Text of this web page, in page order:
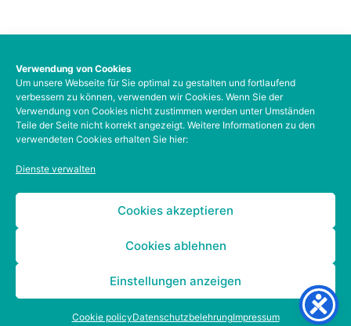
Verwendung von Cookies
Um unsere Webseite für Sie optimal zu gestalten und fortlaufend
verbessern zu können, verwenden wir Cookies. Wenn Sie der
Verwendung von Cookies nicht zustimmen werden unter Umständen
Teile der Seite nicht korrekt angezeigt. Weitere Informationen zu den
verwendeten Cookies erhalten Sie hier:
Dienste verwalten
Cookies akzeptieren
Cookies ablehnen
Einstellungen anzeigen
Cookie policyDatenschutzbelehrungImpressum
Impressum
Datenschutzbelehrung
AGB
Barrierefreiheit
Kontodetails